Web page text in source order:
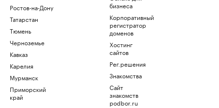
Ростов-на-Дону
Татарстан
Тюмень
Черноземье
Кавказ
Карелия
Мурманск
Приморский
край
бизнеса
Корпоративный
регистратор
доменов
Хостинг
сайтов
Рег.решения
Знакомства
Сайт
знакомств
podbor.ru